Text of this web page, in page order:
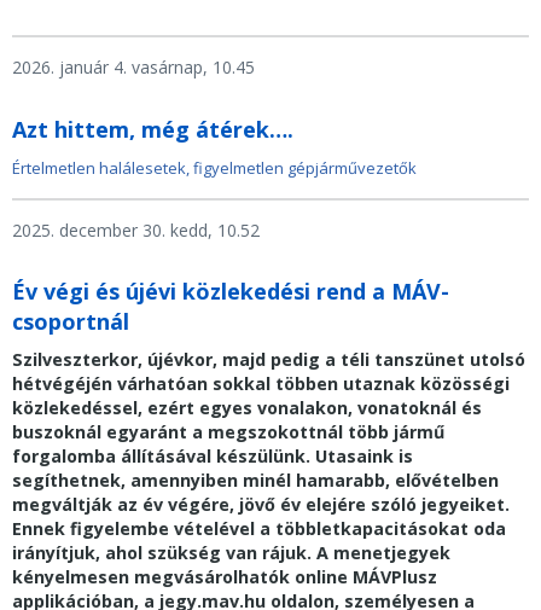
2026. január 4. vasárnap, 10.45
Azt hittem, még átérek….
Értelmetlen halálesetek, figyelmetlen gépjárművezetők
2025. december 30. kedd, 10.52
Év végi és újévi közlekedési rend a MÁV-
csoportnál
Szilveszterkor, újévkor, majd pedig a téli tanszünet utolsó
hétvégéjén várhatóan sokkal többen utaznak közösségi
közlekedéssel, ezért egyes vonalakon, vonatoknál és
buszoknál egyaránt a megszokottnál több jármű
forgalomba állításával készülünk. Utasaink is
segíthetnek, amennyiben minél hamarabb, elővételben
megváltják az év végére, jövő év elejére szóló jegyeiket.
Ennek figyelembe vételével a többletkapacitásokat oda
irányítjuk, ahol szükség van rájuk. A menetjegyek
kényelmesen megvásárolhatók online MÁVPlusz
applikációban, a jegy.mav.hu oldalon, személyesen a